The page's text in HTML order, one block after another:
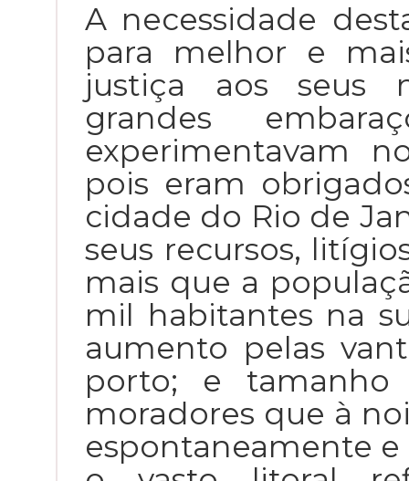
A necessidade
para melhor e
justiça aos seus
grandes
experimentavam
pois eram
cidade do Rio de
seus recursos,
mais que a
mil habitantes na
aumento pelas
porto; e
moradores que à
espontaneamente